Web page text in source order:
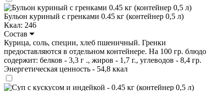
Бульон куриный с гренками 0.45 кг (контейнер 0,5 л)
Ккал: 246
Состав
Курица, соль, специи, хлеб пшеничный. Гренки
предоставляются в отдельном контейнере. На 100 гр. блюдо
содержит: белков - 3,3 г ., жиров - 1,7 г., углеводов - 8,4 гр.
Энергетическая ценность - 54,8 ккал